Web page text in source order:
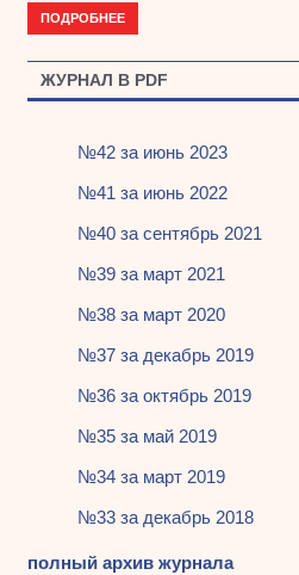
ПОДРОБНЕЕ
ЖУРНАЛ В PDF
№42 за июнь 2023
№41 за июнь 2022
№40 за сентябрь 2021
№39 за март 2021
№38 за март 2020
№37 за декабрь 2019
№36 за октябрь 2019
№35 за май 2019
№34 за март 2019
№33 за декабрь 2018
полный архив журнала